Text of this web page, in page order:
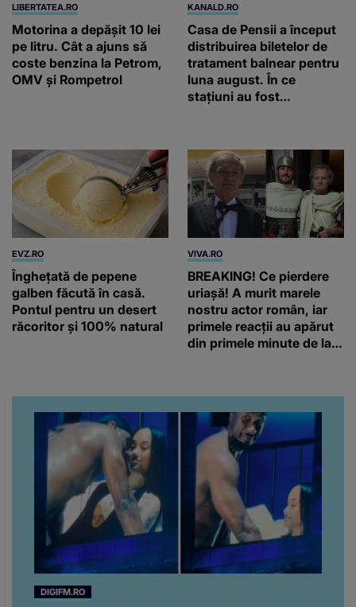
LIBERTATEA.RO
Motorina a depășit 10 lei
pe litru. Cât a ajuns să
coste benzina la Petrom,
OMV și Rompetrol
KANALD.RO
Casa de Pensii a început
distribuirea biletelor de
tratament balnear pentru
luna august. În ce
stațiuni au fost
EVZ.RO
Înghețată de pepene
galben făcută în casă.
Pontul pentru un desert
răcoritor și 100% natural
VIVA.RO
BREAKING! Ce pierdere
uriașă! A murit marele
nostru actor român, iar
primele reacții au apărut
din primele minute de la
pentru el...” Ce s-a aflat
până în acest moment
DIGIFM.RO